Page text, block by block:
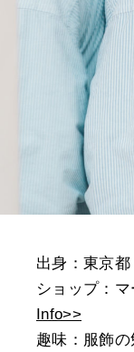
出身：東京都
ショップ：
Info>>
趣味：服飾